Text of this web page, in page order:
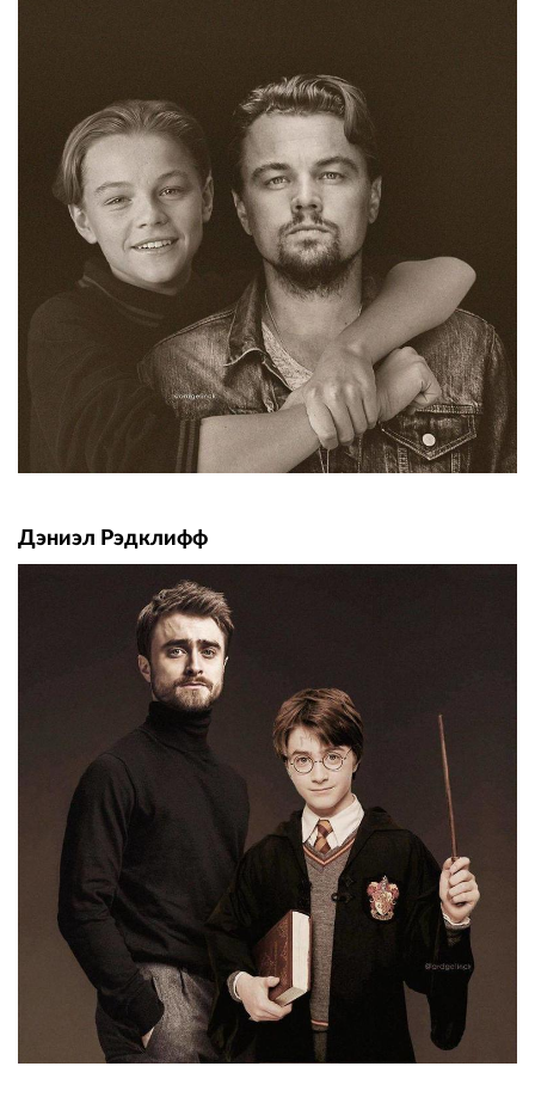
Дэниэл Рэдклифф